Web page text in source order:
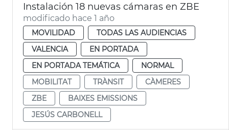
Instalación 18 nuevas cámaras en ZBE
modificado hace 1 año
MOVILIDAD
TODAS LAS AUDIENCIAS
VALENCIA
EN PORTADA
EN PORTADA TEMÁTICA
NORMAL
MOBILITAT
TRÀNSIT
CÀMERES
ZBE
BAIXES EMISSIONS
JESÚS CARBONELL